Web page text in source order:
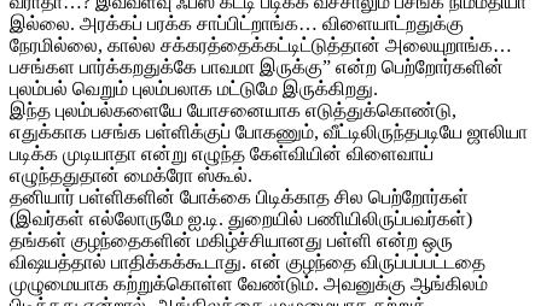
இல்லை. அரக்கப் பரக்க சாப்பிட்றாங்க… விளையாட்றதுக்கு
நேரமில்லை, கால்ல சக்கரத்தைக்கட்டிட்டுத்தான் அலையுறாங்க…
பசங்கள பார்க்கறதுக்கே பாவமா இருக்கு” என்ற பெற்றோர்களின்
புலம்பல் வெறும் புலம்பலாக மட்டுமே இருக்கிறது.
இந்த புலம்பல்களையே யோசனையாக எடுத்துக்கொண்டு,
எதுக்காக பசங்க பள்ளிக்குப் போகணும், வீட்டிலிருந்தபடியே ஜாலியா
படிக்க முடியாதா என்று எழுந்த கேள்வியின் விளைவாய்
எழுந்ததுதான் மைக்ரோ ஸ்கூல்.
தனியார் பள்ளிகளின் போக்கை பிடிக்காத சில பெற்றோர்கள்
(இவர்கள் எல்லோருமே ஐ.டி. துறையில் பணியிலிருப்பவர்கள்)
தங்கள் குழந்தைகளின் மகிழ்ச்சியானது பள்ளி என்ற ஒரு
விஷயத்தால் பாதிக்கக்கூடாது. என் குழந்தை விருப்பப்பட்டதை
முழுமையாக கற்றுக்கொள்ள வேண்டும். அவனுக்கு ஆங்கிலம்